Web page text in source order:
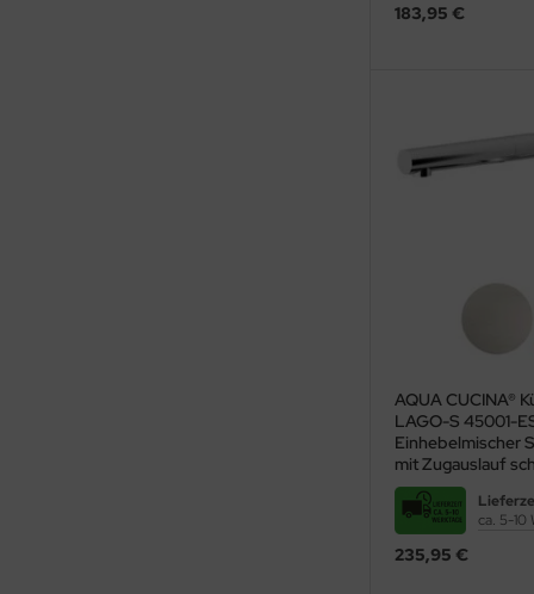
183,95 €
AQUA CUCINA®
LAGO-S 45001-
Einhebelmischer
mit Zugauslauf
ca. 5-10
235,95 €